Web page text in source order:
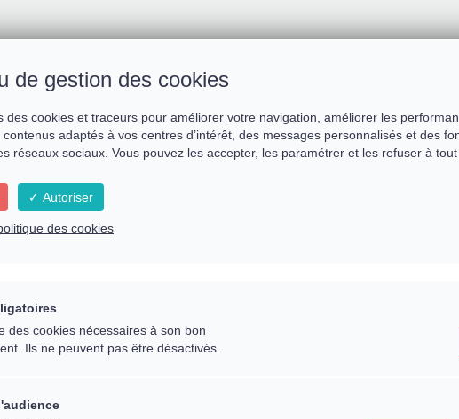
Rencontre :
L’ouverture à nos
Messages des
Réception de
de gestion des cookies
des cookies et traceurs pour améliorer votre navigation, améliorer les
adaptés à vos centres d’intérêt, des messages personnalisés et des
réseaux sociaux. Vous pouvez les accepter, les paramétrer et les refuser à tout
Autoriser
des cookies
des cookies nécessaires à son bon
Ils ne peuvent pas être désactivés.